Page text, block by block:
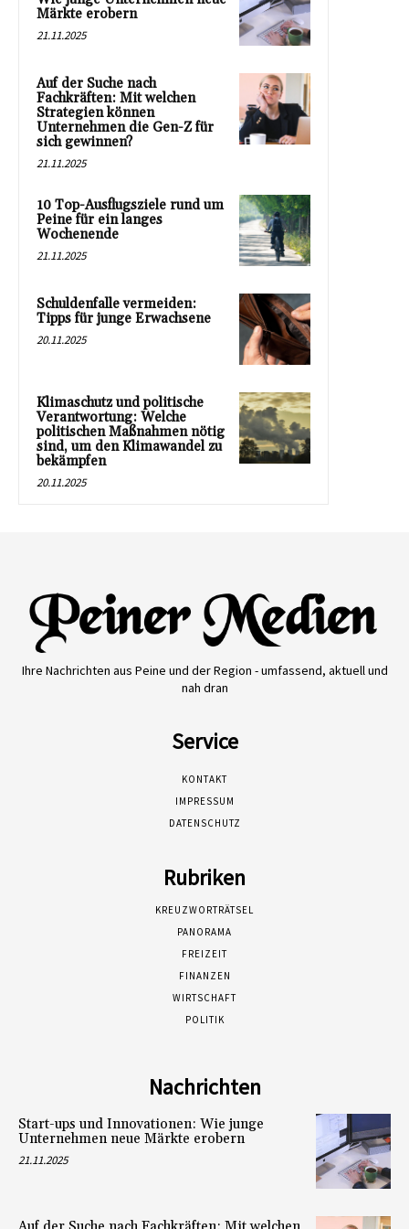
Märkte erobern
21.11.2025
Auf der Suche nach
Fachkräften: Mit welchen
Strategien können
Unternehmen die Gen-Z für
sich gewinnen?
21.11.2025
10 Top-Ausflugsziele rund um
Peine für ein langes
Wochenende
21.11.2025
Schuldenfalle vermeiden:
Tipps für junge Erwachsene
20.11.2025
Klimaschutz und politische
Verantwortung: Welche
politischen Maßnahmen nötig
sind, um den Klimawandel zu
bekämpfen
20.11.2025
Ihre Nachrichten aus Peine und der Region - umfassend, aktuell und
nah dran
Service
KONTAKT
IMPRESSUM
DATENSCHUTZ
Rubriken
KREUZWORTRÄTSEL
PANORAMA
FREIZEIT
FINANZEN
WIRTSCHAFT
POLITIK
Nachrichten
Start-ups und Innovationen: Wie junge
Unternehmen neue Märkte erobern
21.11.2025